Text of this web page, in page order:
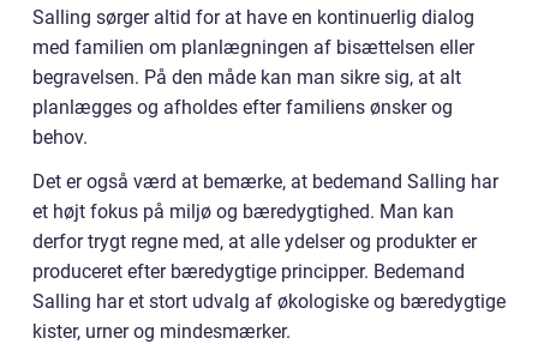
Salling sørger altid for at have en kontinuerlig dialog
med familien om planlægningen af bisættelsen eller
begravelsen. På den måde kan man sikre sig, at alt
planlægges og afholdes efter familiens ønsker og
behov.
Det er også værd at bemærke, at bedemand Salling har
et højt fokus på miljø og bæredygtighed. Man kan
derfor trygt regne med, at alle ydelser og produkter er
produceret efter bæredygtige principper. Bedemand
Salling har et stort udvalg af økologiske og bæredygtige
kister, urner og mindesmærker.